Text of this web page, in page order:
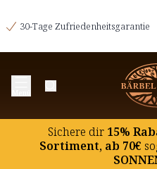
30-Tage Zufriedenheitsgarantie
Sichere dir15%
Sortiment, ab 70€